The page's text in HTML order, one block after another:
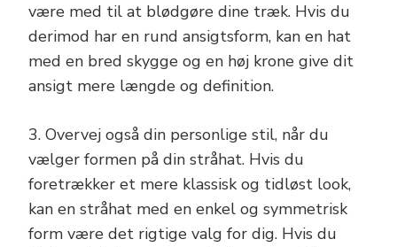
være med til at blødgøre dine træk. Hvis du
derimod har en rund ansigtsform, kan en hat
med en bred skygge og en høj krone give dit
ansigt mere længde og definition.
3. Overvej også din personlige stil, når du
vælger formen på din stråhat. Hvis du
foretrækker et mere klassisk og tidløst look,
kan en stråhat med en enkel og symmetrisk
form være det rigtige valg for dig. Hvis du